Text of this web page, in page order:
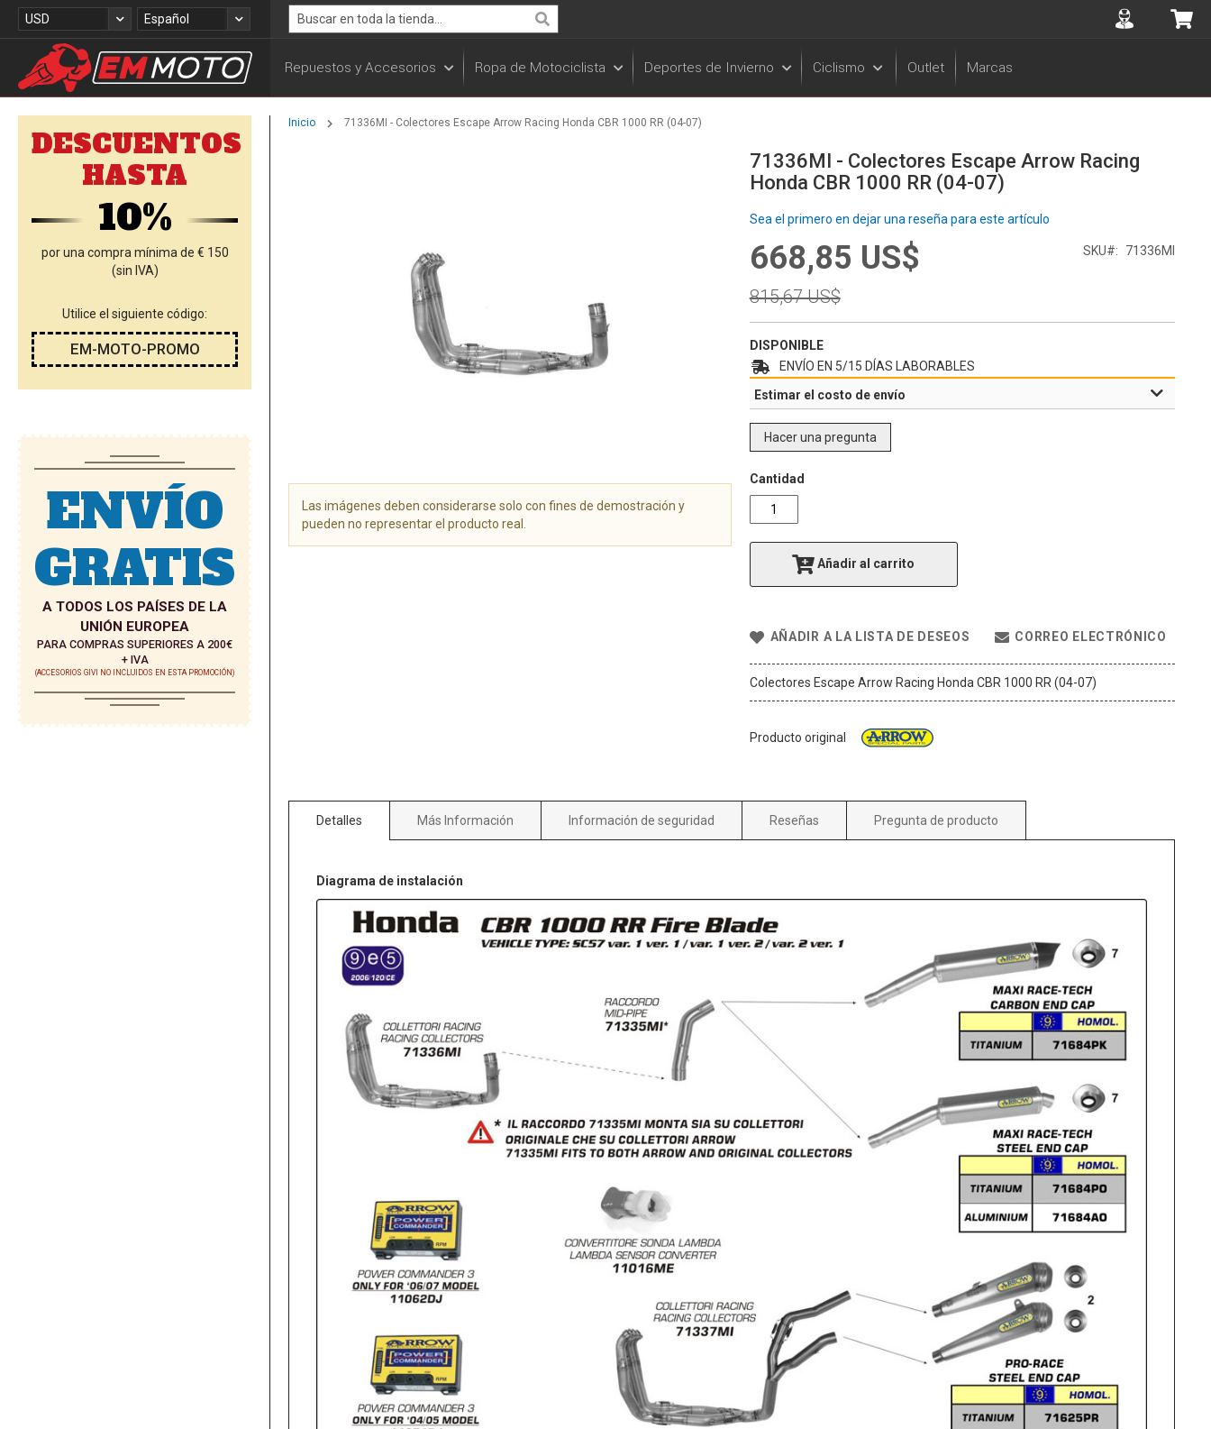
contenido
Moneda
USD Lenguaje
Español
Search
Mi
Accuont
Repuestos y Accesorios Ropa de Motociclista Deportes de Invierno Ciclismo Outlet Marcas
Inicio 71336MI - Colectores Escape Arrow Racing Honda CBR 1000 RR (04-07)
71336MI - Colectores Escape Arrow Racing
Honda CBR 1000 RR (04-07)
Sea el primero en dejar una reseña para este artículo
Special
668,85 US$
Regular
Price
815,67 US$
SKU 71336MI
DISPONIBLE
ENVÍO EN 5/15 DÍAS LABORABLES
Estimar el costo de envío
Hacer una pregunta
Cantidad
Añadir al carrito
AÑADIR A LA LISTA DE DESEOS CORREO ELECTRÓNICO
Colectores Escape Arrow Racing Honda CBR 1000 RR (04-07)
Producto original
Las imágenes deben considerarse solo con fines de demostración y
pueden no representar el producto real.
Detalles
Diagrama de instalación
Más Información Información de seguridad Reseñas Pregunta de producto
DESCUENTOS
HASTA
10%
por una compra mínima de € 150
(sin IVA)
Utilice el siguiente código:
EM-MOTO-PROMO
ENVÍO
GRATIS
A TODOS LOS PAÍSES DE LA
UNIÓN EUROPEA
PARA COMPRAS SUPERIORES A 200€
+ IVA
(ACCESORIOS GIVI NO INCLUIDOS EN ESTA PROMOCIÓN)